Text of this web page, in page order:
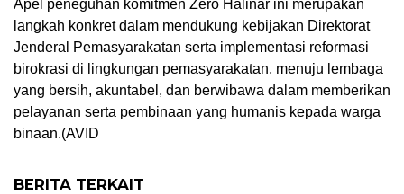
Apel peneguhan komitmen Zero Halinar ini merupakan
langkah konkret dalam mendukung kebijakan Direktorat
Jenderal Pemasyarakatan serta implementasi reformasi
birokrasi di lingkungan pemasyarakatan, menuju lembaga
yang bersih, akuntabel, dan berwibawa dalam memberikan
pelayanan serta pembinaan yang humanis kepada warga
binaan.(AVID
BERITA TERKAIT